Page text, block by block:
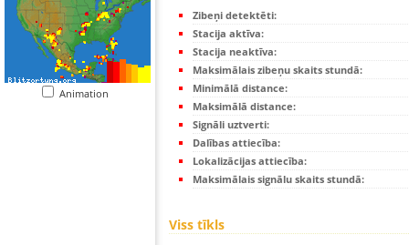
Animation
Zibeņi detektēti:
Stacija aktīva:
Stacija neaktīva:
Maksimālais zibeņu skaits stundā:
Minimālā distance:
Maksimālā distance:
Signāli uztverti:
Dalības attiecība:
Lokalizācijas attiecība:
Maksimālais signālu skaits stundā:
Viss tīkls